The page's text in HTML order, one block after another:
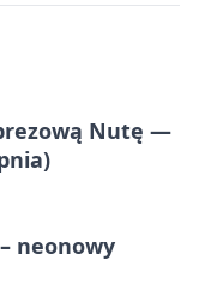
Nutę —
neonowy